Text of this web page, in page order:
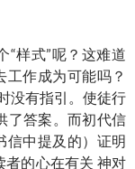
“样式”呢？这难道
作成为可能吗？
没有指引。使徒行
了答案。而初代信
信中提及的）证明
者的心在有关 神对